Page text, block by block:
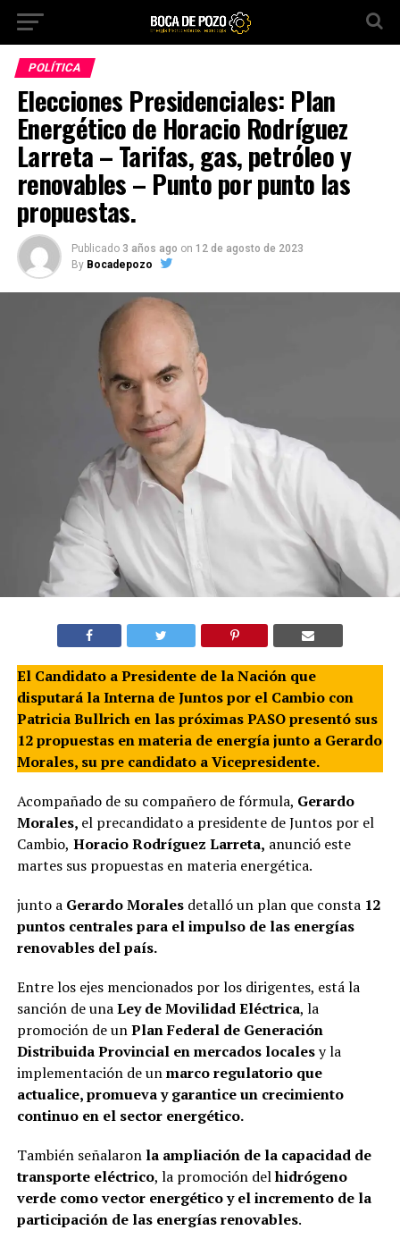
POLÍTICA
Elecciones Presidenciales: Plan
Energético de Horacio Rodríguez
Larreta – Tarifas, gas, petróleo y
renovables – Punto por punto las
propuestas.
Publicado 3 años ago on 12 de agosto de 2023
By Bocadepozo
El Candidato a Presidente de la Nación que
disputará la Interna de Juntos por el Cambio con
Patricia Bullrich en las próximas PASO presentó sus
12 propuestas en materia de energía junto a Gerardo
Morales, su pre candidato a Vicepresidente.
Acompañado de su compañero de fórmula, Gerardo
Morales, el precandidato a presidente de Juntos por el
Cambio, Horacio Rodríguez Larreta, anunció este
martes sus propuestas en materia energética.
junto a Gerardo Moralesdetalló un plan que consta 12
puntos centrales para el impulso de las energías
renovables del país.
Entre los ejes mencionados por los dirigentes, está la
sanción de unaLey de Movilidad Eléctrica, la
promoción de unPlan Federal de Generación
Distribuida Provincial en mercados localesy la
implementación de unmarco regulatorio que
actualice, promueva y garantice un crecimiento
continuo en el sector energético.
También señalaron la ampliación de la capacidad de
transporte eléctrico, la promoción delhidrógeno
verde como vector energético y el incremento de la
participación de las energías renovables.